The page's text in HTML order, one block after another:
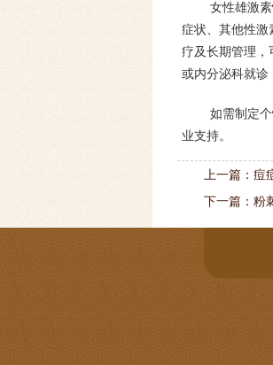
女性雄激
症状、其他性激
疗及长期管理，
或内分泌科就诊
如需制定
业支持。
上一篇： 痘
下一篇： 粉